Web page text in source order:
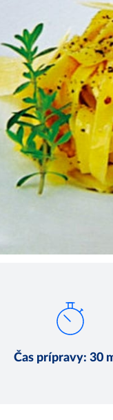
Čas prípravy:30